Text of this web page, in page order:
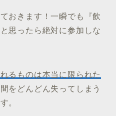
おきます！一瞬でも『飲
思ったら絶対に参加しな
るものは本当に限られた
をどんどん失ってしまう
。